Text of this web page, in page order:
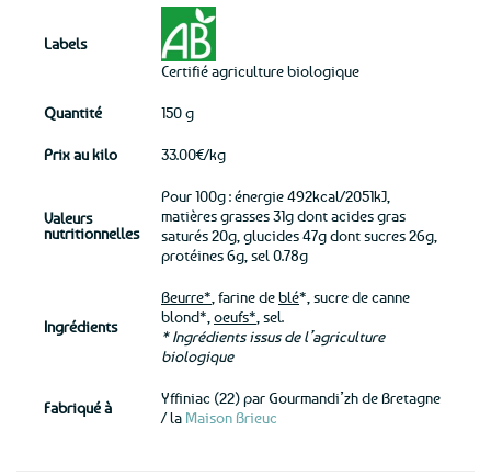
Labels
Certifié agriculture biologique
Quantité 150 g
Prix au kilo 33.00€/kg
Valeurs
nutritionnelles
Pour 100g : énergie 492kcal/2051kJ,
matières grasses 31g dont acides gras
saturés 20g, glucides 47g dont sucres 26g,
protéines 6g, sel 0.78g
Ingrédients
Beurre* , farine deblé*, sucre de canne
blond*, oeufs* , sel.
* Ingrédients issus de l’agriculture
biologique
Fabriqué à
Yffiniac (22) par Gourmandi’zh de Bretagne
/ la Maison Brieuc